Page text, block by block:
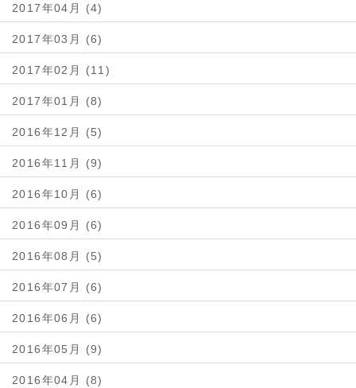
2017年04月 (4)
2017年03月 (6)
2017年02月 (11)
2017年01月 (8)
2016年12月 (5)
2016年11月 (9)
2016年10月 (6)
2016年09月 (6)
2016年08月 (5)
2016年07月 (6)
2016年06月 (6)
2016年05月 (9)
2016年04月 (8)